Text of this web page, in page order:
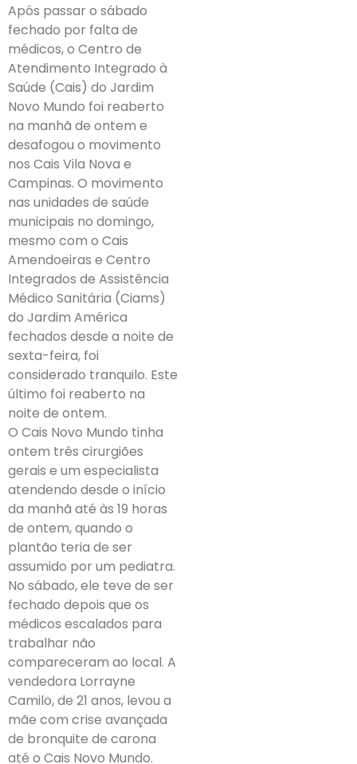
Após passar o sábado
fechado por falta de
médicos, o Centro de
Atendimento Integrado à
Saúde (Cais) do Jardim
Novo Mundo foi reaberto
na manhã de ontem e
desafogou o movimento
nos Cais Vila Nova e
Campinas. O movimento
nas unidades de saúde
municipais no domingo,
mesmo com o Cais
Amendoeiras e Centro
Integrados de Assistência
Médico Sanitária (Ciams)
do Jardim América
fechados desde a noite de
sexta-feira, foi
considerado tranquilo. Este
último foi reaberto na
noite de ontem.
O Cais Novo Mundo tinha
ontem três cirurgiões
gerais e um especialista
atendendo desde o início
da manhã até às 19 horas
de ontem, quando o
plantão teria de ser
assumido por um pediatra.
No sábado, ele teve de ser
fechado depois que os
médicos escalados para
trabalhar não
compareceram ao local. A
vendedora Lorrayne
Camilo, de 21 anos, levou a
mãe com crise avançada
de bronquite de carona
até o Cais Novo Mundo.